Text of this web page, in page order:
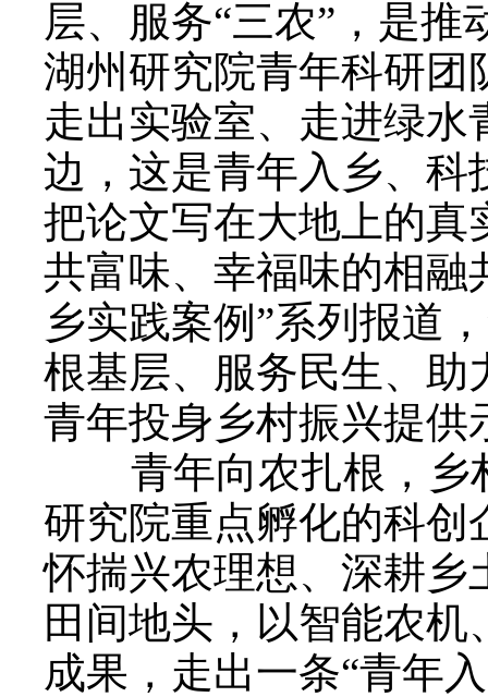
层、服务“三农”，是
湖州研究院青年科研团
走出实验室、走进绿
边，这是青年入乡、科
把论文写在大地上的真
共富味、幸福味的相融
乡实践案例”系列报道
根基层、服务民生、助
青年投身乡村振兴提供
青年向农扎根，乡
研究院重点孵化的科创
怀揣兴农理想、深耕乡
田间地头，以智能农
成果，走出一条“青年